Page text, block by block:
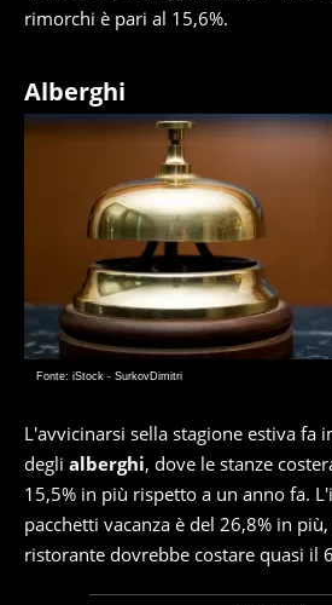
rimorchi è pari al 15,6%.
Alberghi
Fonte: iStock - SurkovDimitri
L'avvicinarsi sella stagione estiva fa
degli alberghi, dove le stanze
15,5% in più rispetto a un anno fa.
pacchetti vacanza è del 26,8% in
ristorante dovrebbe costare quasi il